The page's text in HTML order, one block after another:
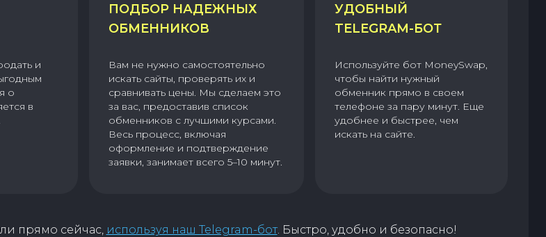
и
о
в
ПОДБОР НАДЕЖНЫХ
ОБМЕННИКОВ
Вам не нужно самостоятельно
искать сайты, проверять их и
сравнивать цены. Мы сделаем это
за вас, предоставив список
обменников с лучшими курсами.
Весь процесс, включая
оформление и подтверждение
заявки, занимает всего 5–10 минут.
УДОБНЫЙ
TELEGRAM-БОТ
Используйте бот MoneySwap,
чтобы найти нужный
обменник прямо в своем
телефоне за пару минут. Еще
удобнее и быстрее, чем
искать на сайте.
прямо сейчас, используя наш Telegram-бот. Быстро, удобно и безопасно!